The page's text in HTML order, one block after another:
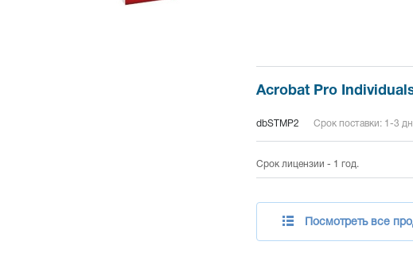
Acrobat Pro
dbSTMP2 Срок поставки: 1-3
Срок лицензии - 1 год.
Посмотреть все